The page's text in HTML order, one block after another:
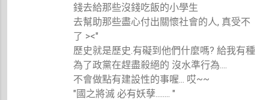
錢去給那些沒錢吃飯的小學生
去幫助那些盡心付出關懷社會的人, 真受不
了 ><"
歷史就是歷史.有礙到他們什麼嗎? 給我有種
為了政黨在趕盡殺絕的 沒水準行為....
不會做點有建設性的事喔... 哎~~
"國之將滅 必有妖孽........ "